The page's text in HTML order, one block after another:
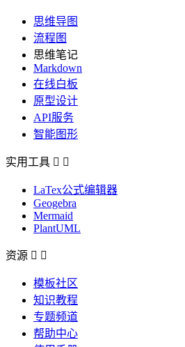
思维导图
流程图
思维笔记
Markdown
在线白板
原型设计
API服务
智能图形
实用工具  
LaTex公式编辑器
Geogebra
Mermaid
PlantUML
资源  
模板社区
知识教程
专题频道
帮助中心